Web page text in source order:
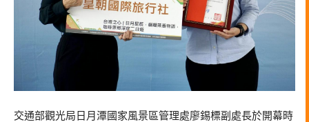
交通部觀光局日月潭國家風景區管理處廖錫標副處長於開幕時